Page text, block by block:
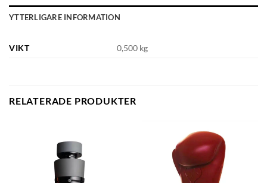
YTTERLIGARE INFORMATION
VIKT 0,500 kg
RELATERADE PRODUKTER